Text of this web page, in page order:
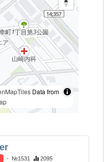
Data from
- №1531 2095